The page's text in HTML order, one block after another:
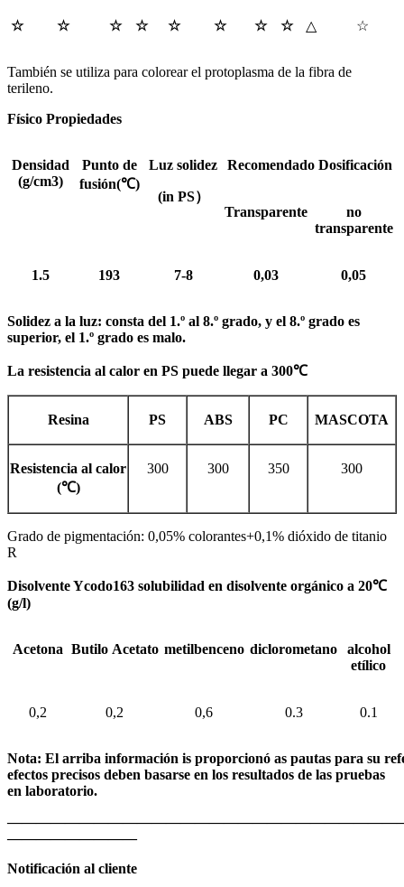
☆ ☆ ☆ ☆ ☆ ☆ ☆ ☆ △ ☆
También se utiliza para colorear el protoplasma de la fibra de
terileno.
Físico Propiedades
Densidad
(g/cm3)
Punto de
fusión(℃)
Luz solidez
(in PS）
Recomendado Dosificación
Transparente
no
transparente
1.5 193 7-8 0,03 0,05
Solidez a la luz: consta del 1.º al 8.º grado, y el 8.º grado es
superior, el 1.º grado es malo.
La resistencia al calor en PS puede llegar a 300℃
Resina PS ABS PC MASCOTA
Resistencia al calor
(℃)
300 300 350 300
Grado de pigmentación: 0,05% colorantes+0,1% dióxido de titanio
R
Disolvente Ycodo163 solubilidad en disolvente orgánico a 20℃
(g/l)
Acetona Butilo Acetato metilbenceno diclorometano
alcohol
etílico
0,2 0,2 0,6 0.3 0.1
Nota: El arriba información is proporcionó as pautas para su
efectos precisos deben basarse en los resultados de las pruebas
en laboratorio.
—————————
Notificación al cliente